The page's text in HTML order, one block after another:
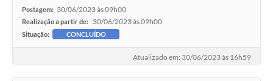
Postagem: 30/06/2023 às 09h00
Realização a partir de: 30/06/2023 às 09h00
Situação: CONCLUÍDO
Atualizado em: 30/06/2023 às 16h59